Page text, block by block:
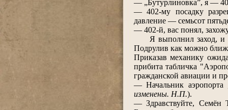
― „Бутурлиновка”, я ―
― 402-му посадку
давление ― семьсот
― 402-й, вас понял,
Я выполнил заход, и
Подрулив как можно
Приказав механику
прибита табличка
гражданской авиации и
― Начальник аэропорта
изменены. Н.П.).
― Здравствуйте, Семён